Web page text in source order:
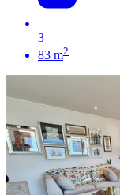
3
83 m2